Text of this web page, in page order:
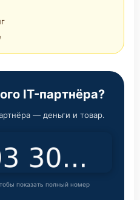
IT-партнёра?
— деньги и товар.
показать полный номер